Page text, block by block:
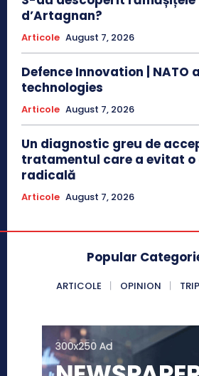
d’Artagnan?
Articole August 7, 2026
Defence Innovation | NATO
technologies
Articole August 7, 2026
Un diagnostic greu de
tratamentul care a evitat o
radicală
Articole August 7, 2026
Popular
ARTICOLE OPINION